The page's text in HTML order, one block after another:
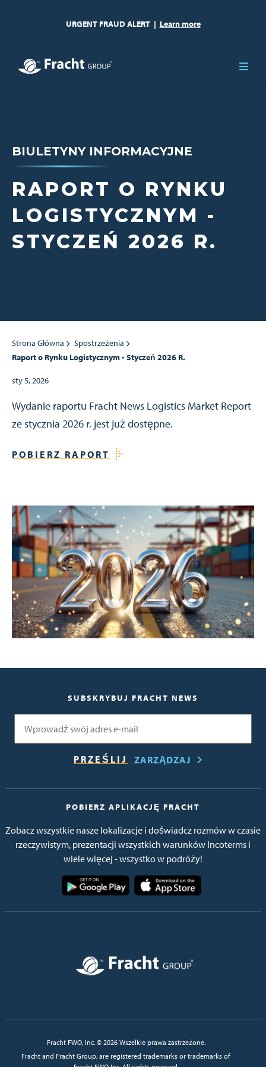
URGENT FRAUD ALERT | Learn more
BIULETYNY INFORMACYJNE
RAPORT O RYNKU
LOGISTYCZNYM -
STYCZEŃ 2026 R.
Strona Główna
Spostrzeżenia
Raport o Rynku Logistycznym - Styczeń 2026 R.
sty 5, 2026
Wydanie raportu Fracht News Logistics Market Report
ze stycznia 2026 r. jest już dostępne.
POBIERZ RAPORT
SUBSKRYBUJ FRACHT NEWS
ZARZĄDZAJ
POBIERZ APLIKACJĘ FRACHT
Zobacz wszystkie nasze lokalizacje i doświadcz rozmów w czasie
rzeczywistym, prezentacji wszystkich warunków Incoterms i
wiele więcej - wszystko w podróży!
Obraz
Obraz
Fracht FWO, Inc. © 2026 Wszelkie prawa zastrzeżone.
Fracht and Fracht Group, are registered trademarks or trademarks of